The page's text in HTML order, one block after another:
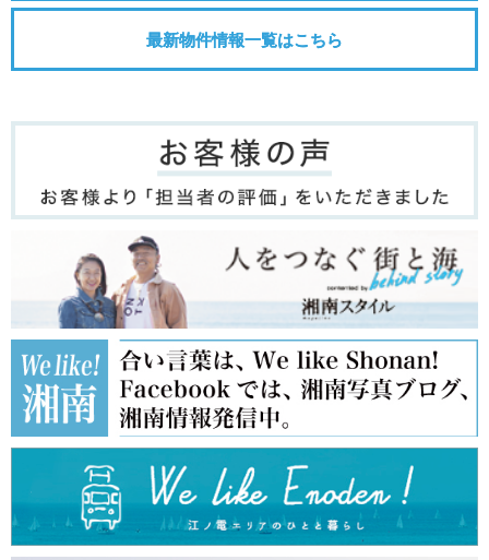
最新物件情報一覧はこちら